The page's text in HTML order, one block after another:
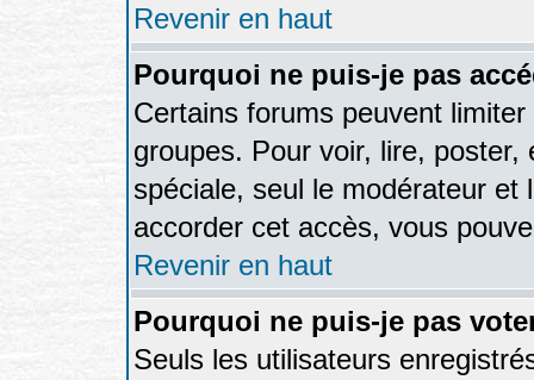
Revenir en haut
Pourquoi ne puis-je pas
Certains forums peuvent
groupes. Pour voir, lire,
spéciale, seul le modérateur
accorder cet accès, vous
Revenir en haut
Pourquoi ne puis-je pas
Seuls les utilisateurs